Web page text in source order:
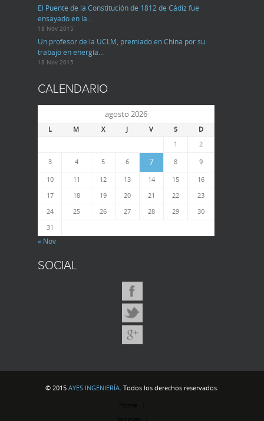
El Puente de la Constitución de 1812 de Cádiz fue
ensayado en la…
18 Nov 2015
Un profesor de la UCLM, premiado en China por su
trabajo en energía…
18 Nov 2015
CALENDARIO
agosto 2026
L M X J V S
D
1
2
3 4 5 6 7 8 9
10 11 12 13 14 15 16
17 18 19 20 21 22 23
24 25 26 27 28 29 30
31
« Nov
SOCIAL
© 2015 AYES INGENIERÍA. Todos los derechos reservados.